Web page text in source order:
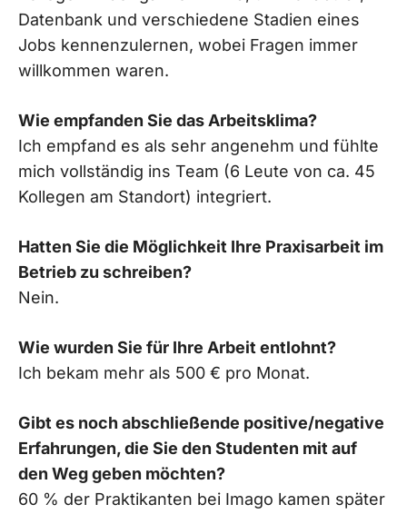
Datenbank und verschiedene Stadien eines
Jobs kennenzulernen, wobei Fragen immer
willkommen waren.
Wie empfanden Sie das Arbeitsklima?
Ich empfand es als sehr angenehm und fühlte
mich vollständig ins Team (6 Leute von ca. 45
Kollegen am Standort) integriert.
Hatten Sie die Möglichkeit Ihre Praxisarbeit im
Betrieb zu schreiben?
Nein.
Wie wurden Sie für Ihre Arbeit entlohnt?
Ich bekam mehr als 500 € pro Monat.
Gibt es noch abschließende positive/negative
Erfahrungen, die Sie den Studenten mit auf
den Weg geben möchten?
60 % der Praktikanten bei Imago kamen später